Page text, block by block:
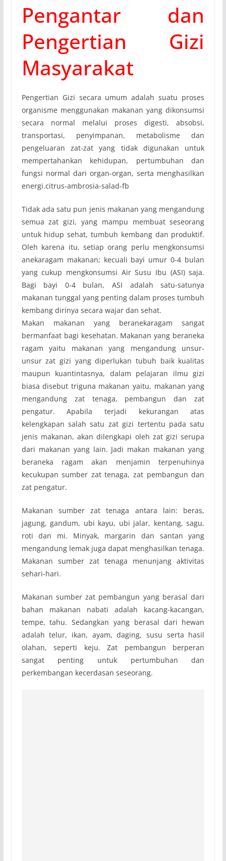
Pengantar dan
Pengertian Gizi
Masyarakat
Pengertian Gizi secara umum adalah suatu proses
organisme menggunakan makanan yang dikonsumsi
secara normal melalui proses digesti, absobsi,
transportasi, penyimpanan, metabolisme dan
pengeluaran zat-zat yang tidak digunakan untuk
mempertahankan kehidupan, pertumbuhan dan
fungsi normal dari organ-organ, serta menghasilkan
energi.citrus-ambrosia-salad-fb
Tidak ada satu pun jenis makanan yang mengandung
semua zat gizi, yang mampu membuat seseorang
untuk hidup sehat, tumbuh kembang dan produktif.
Oleh karena itu, setiap orang perlu mengkonsumsi
anekaragam makanan; kecuali bayi umur 0-4 bulan
yang cukup mengkonsumsi Air Susu Ibu (ASI) saja.
Bagi bayi 0-4 bulan, ASI adalah satu-satunya
makanan tunggal yang penting dalam proses tumbuh
kembang dirinya secara wajar dan sehat.
Makan makanan yang beranekaragam sangat
bermanfaat bagi kesehatan. Makanan yang beraneka
ragam yaitu makanan yang mengandung unsur-
unsur zat gizi yang diperlukan tubuh baik kualitas
maupun kuantintasnya, dalam pelajaran ilmu gizi
biasa disebut triguna makanan yaitu, makanan yang
mengandung zat tenaga, pembangun dan zat
pengatur. Apabila terjadi kekurangan atas
kelengkapan salah satu zat gizi tertentu pada satu
jenis makanan, akan dilengkapi oleh zat gizi serupa
dari makanan yang lain. Jadi makan makanan yang
beraneka ragam akan menjamin terpenuhinya
kecukupan sumber zat tenaga, zat pembangun dan
zat pengatur.
Makanan sumber zat tenaga antara lain: beras,
jagung, gandum, ubi kayu, ubi jalar, kentang, sagu,
roti dan mi. Minyak, margarin dan santan yang
mengandung lemak juga dapat menghasilkan tenaga.
Makanan sumber zat tenaga menunjang aktivitas
sehari-hari.
Makanan sumber zat pembangun yang berasal dari
bahan makanan nabati adalah kacang-kacangan,
tempe, tahu. Sedangkan yang berasal dari hewan
adalah telur, ikan, ayam, daging, susu serta hasil
olahan, seperti keju. Zat pembangun berperan
sangat penting untuk pertumbuhan dan
perkembangan kecerdasan seseorang.